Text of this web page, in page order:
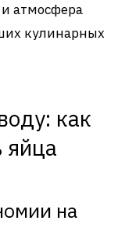
атмосфера
кулинарных
как
яйца
на